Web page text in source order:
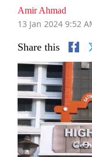
Amir Ahmad
13 Jan 2024 9:52
Share this